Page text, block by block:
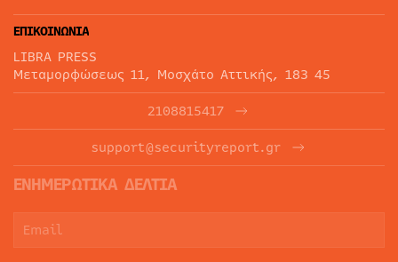
ΕΠΙΚΟΙΝΩΝΙΑ
LIBRA PRESS
Μεταμορφώσεως 11, Μοσχάτο Αττικής, 183 45
2108815417
support@securityreport.gr
ΕΝΗΜΕΡΩΤΙΚΑ ΔΕΛΤΙΑ